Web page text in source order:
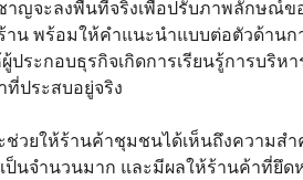
าญจะลงพื้นที่จริงเพื่อปรับภาพลักษณ์
น พร้อมให้คำแนะนำแบบต่อตัวด้านก
ระกอบธุรกิจเกิดการเรียนรู้การบริ
ประสบอยู่จริง
วยให้ร้านค้าชุมชนได้เห็นถึงความส
นจำนวนมาก และมีผลให้ร้านค้าที่ยึด